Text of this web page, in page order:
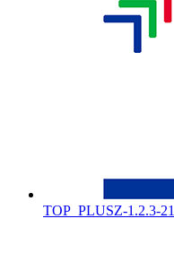
TOP_PLUSZ-1.2.3-